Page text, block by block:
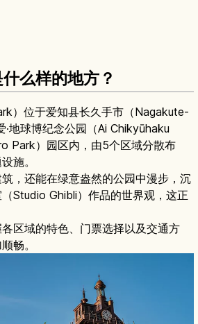
么样的地方？
）位于爱知县长久手市（Nagakute-
·地球博纪念公园（Ai Chikyūhaku
Park）园区内，由5个区域分散布
施。
，还能在绿意盎然的公园中漫步，沉
Studio Ghibli）作品的世界观，这正
区域的特色、门票选择以及交通方
畅。